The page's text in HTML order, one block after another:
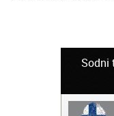
Sodni